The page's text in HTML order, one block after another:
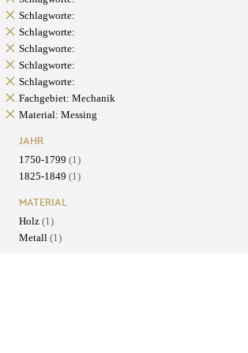
Schlagworte:
Schlagworte:
Schlagworte:
Schlagworte:
Schlagworte:
Fachgebiet: Mechanik
Material: Messing
JAHR
1750-1799 (1)
1825-1849 (1)
MATERIAL
Holz (1)
Metall (1)